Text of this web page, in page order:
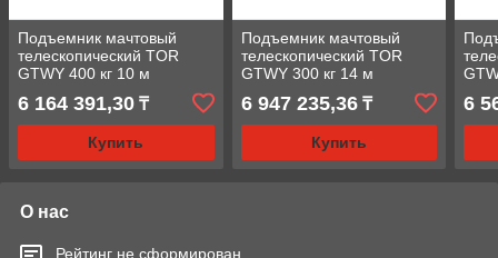
Подъемник мачтовый
телескопический TOR
GTWY 400 кг 10 м
6 164 391,30 ₸
Купить
Подъемник мачтовый
телескопический TOR
GTWY 300 кг 14 м
6 947 235,36₸
Купить
6
О нас
Рейтинг не сформирован